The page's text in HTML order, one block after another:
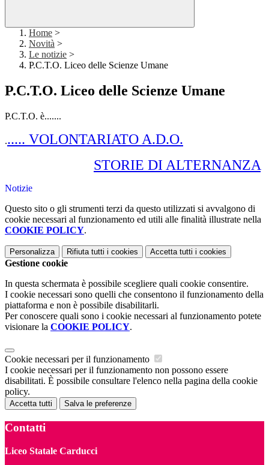
Home >
Novità >
Le notizie >
P.C.T.O. Liceo delle Scienze Umane
P.C.T.O. Liceo delle Scienze Umane
P.C.T.O. è.......
...... VOLONTARIATO A.D.O.
STORIE DI ALTERNANZA
Notizie
Questo sito o gli strumenti terzi da questo utilizzati si avvalgono di
cookie necessari al funzionamento ed utili alle finalità illustrate nella
COOKIE POLICY.
Personalizza Rifiuta tutti i cookies Accetta tutti i cookies
Gestione cookie
In questa schermata è possibile scegliere quali cookie consentire.
I cookie necessari sono quelli che consentono il funzionamento della
piattaforma e non è possibile disabilitarli.
Per conoscere quali sono i cookie necessari al funzionamento potete
visionare la COOKIE POLICY.
Cookie necessari per il funzionamento
I cookie necessari per il funzionamento non possono essere
disabilitati. È possibile consultare l'elenco nella pagina della cookie
policy.
Accetta tutti Salva le preferenze
Contatti
Liceo Statale Carducci